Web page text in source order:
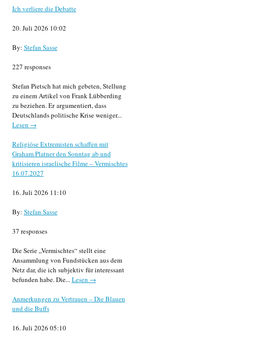
Ich verliere die Debatte
20. Juli 2026 10:02
By: Stefan Sasse
227 responses
Stefan Pietsch hat mich gebeten, Stellung
zu einem Artikel von Frank Lübberding
zu beziehen. Er argumentiert, dass
Deutschlands politische Krise weniger...
Lesen →
Religiöse Extremisten schaffen mit
Graham Platner den Sonntag ab und
kritisieren israelische Filme – Vermischtes
16.07.2027
16. Juli 2026 11:10
By: Stefan Sasse
37 responses
Die Serie „Vermischtes“ stellt eine
Ansammlung von Fundstücken aus dem
Netz dar, die ich subjektiv für interessant
befunden habe. Die...Lesen →
Anmerkungen zu Vertrauen – Die Blauen
und die Buffs
16. Juli 2026 05:10